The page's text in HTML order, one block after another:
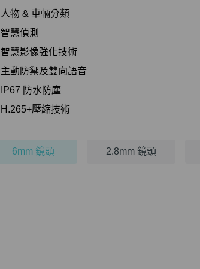
人物 & 車輛分類
智慧偵測
智慧影像強化技術
主動防禦及雙向語音
IP67 防水防塵
H.265+壓縮技術
6mm 鏡頭 2.8mm 鏡頭